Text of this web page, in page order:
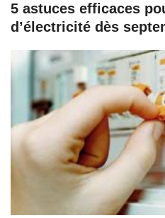
5 astuces efficaces
d’électricité dès